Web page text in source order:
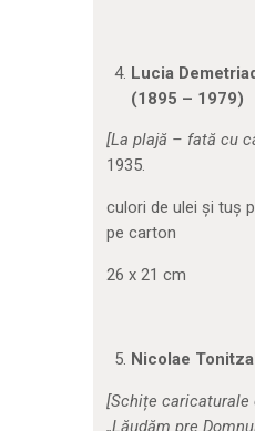
Lucia
(1895 – 1979)
[La plajă – fată cu
1935.
culori de ulei și tuș
pe carton
26 x 21 cm
Nicolae
[Schițe caricaturale
„Lăudăm pre